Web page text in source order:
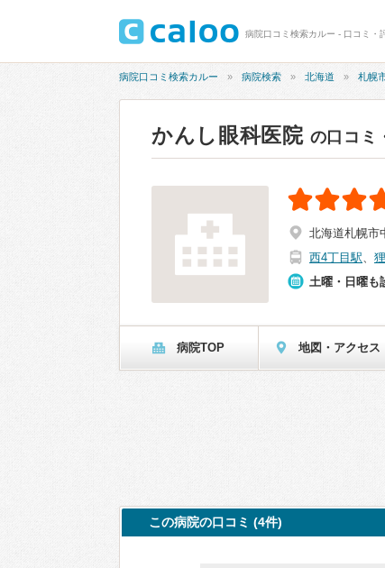
病院口コミ検索カルー - 口コミ・
病院口コミ検索カルー 病院検索 北海道 札幌
かんし眼科医院 の口コミ
北海道札幌市
西4丁目駅、
土曜・日曜も
病院TOP 地図・アクセス
この病院の口コミ (4件)